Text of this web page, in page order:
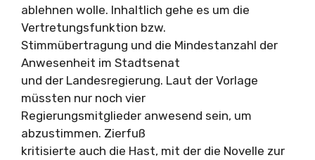
ablehnen wolle. Inhaltlich gehe es um die
Vertretungsfunktion bzw.
Stimmübertragung und die Mindestanzahl der
Anwesenheit im Stadtsenat
und der Landesregierung. Laut der Vorlage
müssten nur noch vier
Regierungsmitglieder anwesend sein, um
abzustimmen. Zierfuß
kritisierte auch die Hast, mit der die Novelle zur